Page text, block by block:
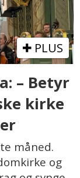
PLUS
– Betyr
kirke
måned.
og